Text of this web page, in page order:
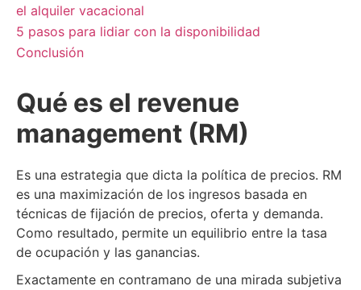
el alquiler vacacional
5 pasos para lidiar con la disponibilidad
Conclusión
Qué es el revenue
management (RM)
Es una estrategia que dicta la política de precios. RM
es una maximización de los ingresos basada en
técnicas de fijación de precios, oferta y demanda.
Como resultado, permite un equilibrio entre la tasa
de ocupación y las ganancias.
Exactamente en contramano de una mirada subjetiva